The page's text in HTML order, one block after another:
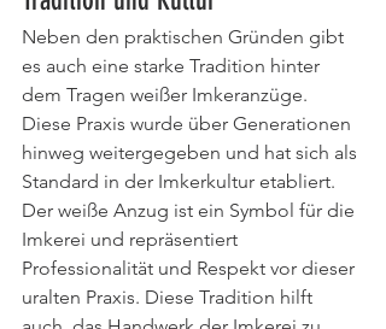
Neben den praktischen Gründen gibt
es auch eine starke Tradition hinter
dem Tragen weißer Imkeranzüge.
Diese Praxis wurde über Generationen
hinweg weitergegeben und hat sich als
Standard in der Imkerkultur etabliert.
Der weiße Anzug ist ein Symbol für die
Imkerei und repräsentiert
Professionalität und Respekt vor dieser
uralten Praxis. Diese Tradition hilft